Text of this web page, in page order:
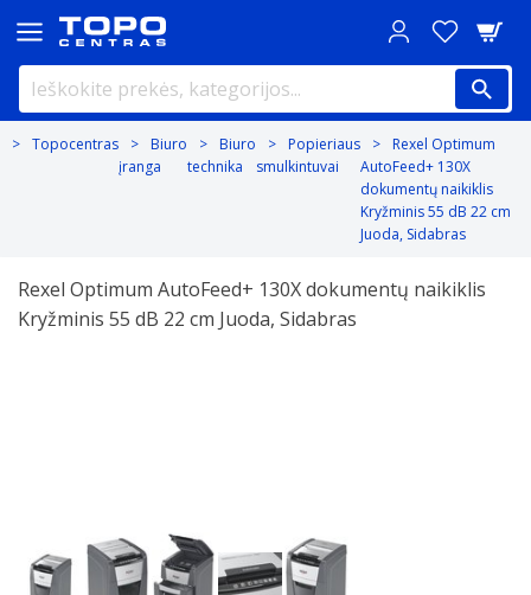
Topocentras
Biuro
įranga
Biuro
technika
Popieriaus
smulkintuvai
Rexel Optimum
AutoFeed+ 130X
dokumentų naikiklis
Kryžminis 55 dB 22 cm
Juoda, Sidabras
Rexel Optimum AutoFeed+ 130X dokumentų naikiklis
Kryžminis 55 dB 22 cm Juoda, Sidabras